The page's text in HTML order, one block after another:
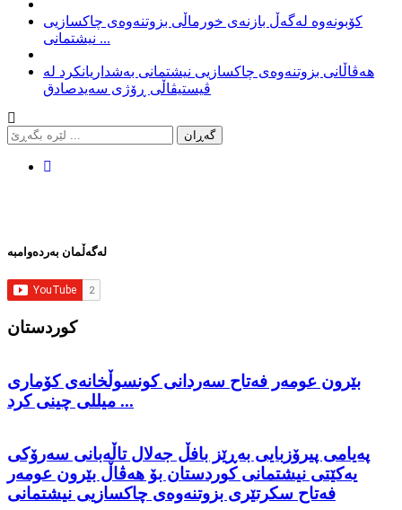
کۆبونەوە لەگەڵ بازنەی خورماڵی بزوتنەوەی چاکسازیی
نیشتمانی ...
هەڤاڵانی بزوتنەوەی چاکسازیی نیشتمانی بەشداریانکرد لە
ڤیستیڤاڵی ڕۆژی سەیدصادق
لەگەڵمان بەردەوامبە
كوردستان
بێرون عومەر فەتاح سەردانی کونسوڵخانەی کۆماری
میللی چینی کرد ...
پەیامی پیرۆزبایی بەڕێز بافڵ جەلال تاڵەبانی سەرۆکی
یەکێتی نیشتمانی کوردستان بۆ هەڤاڵ بێرون عومەر
فەتاح سکرتێری بزوتنەوەی چاکسازیی نیشتمانی